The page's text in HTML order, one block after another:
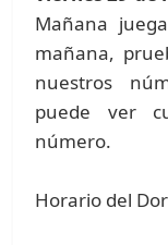
Mañana
mañana,
nuestros
puede ver
número.
Horario del